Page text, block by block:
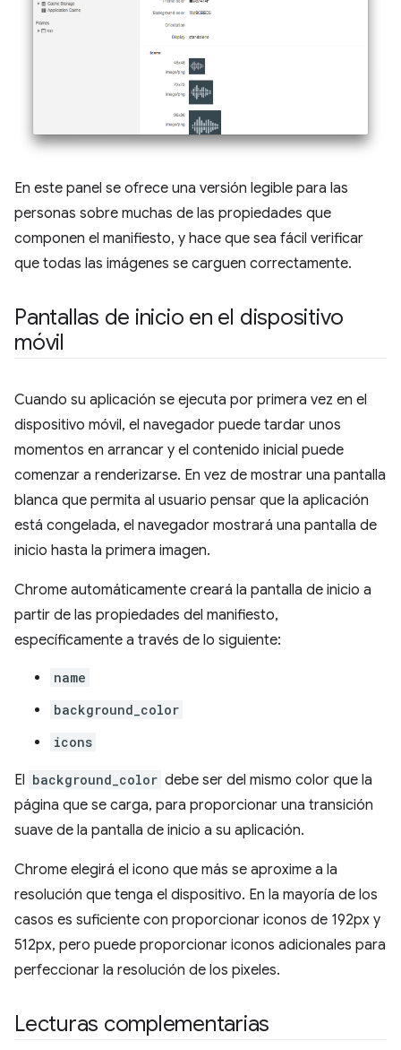
En este panel se ofrece una versión legible para las
personas sobre muchas de las propiedades que
componen el manifiesto, y hace que sea fácil verificar
que todas las imágenes se carguen correctamente.
Pantallas de inicio en el dispositivo
móvil
Cuando su aplicación se ejecuta por primera vez en el
dispositivo móvil, el navegador puede tardar unos
momentos en arrancar y el contenido inicial puede
comenzar a renderizarse. En vez de mostrar una pantalla
blanca que permita al usuario pensar que la aplicación
está congelada, el navegador mostrará una pantalla de
inicio hasta la primera imagen.
Chrome automáticamente creará la pantalla de inicio a
partir de las propiedades del manifiesto,
específicamente a través de lo siguiente:
name
background_color
icons
El background_color debe ser del mismo color que la
página que se carga, para proporcionar una transición
suave de la pantalla de inicio a su aplicación.
Chrome elegirá el icono que más se aproxime a la
resolución que tenga el dispositivo. En la mayoría de los
casos es suficiente con proporcionar iconos de 192px y
512px, pero puede proporcionar iconos adicionales para
perfeccionar la resolución de los pixeles.
Lecturas complementarias